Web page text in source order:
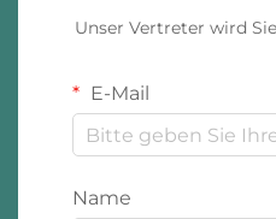
Unser Vertreter wird
E-Mail
Name